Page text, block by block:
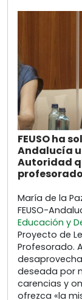
FEUSO ha
Andalucía
Autoridad
María de la
FEUSO-
Educación y
Proyecto de
Profesorado.
deseada por
carencias y
ofrezca «la